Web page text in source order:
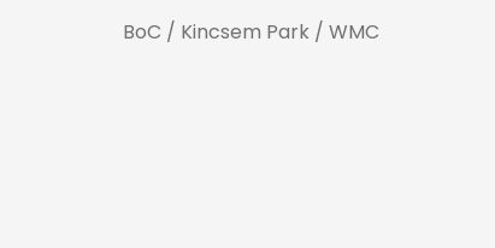
BoC / Kincsem Park / WMC